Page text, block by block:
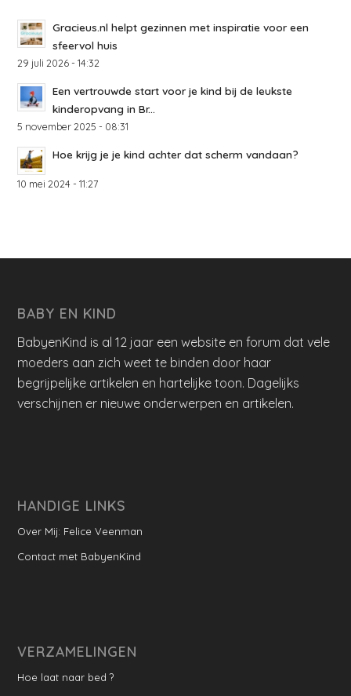
Gracieus.nl helpt gezinnen met inspiratie voor een
sfeervol huis
29 juli 2026 - 14:32
Een vertrouwde start voor je kind bij de leukste
kinderopvang in Br...
5 november 2025 - 08:31
Hoe krijg je je kind achter dat scherm vandaan?
10 mei 2024 - 11:27
BABY EN KIND
BabyenKind is al 12 jaar een website en forum dat vele
moeders aan zich weet te binden door haar
begrijpelijke artikelen en hartelijke toon. Dagelijks
verschijnen er nieuwe onderwerpen en artikelen.
HANDIGE LINKS
Over Mij: Felice Veenman
Contact met BabyenKind
VERZAMELINGEN
Hoe laat naar bed ?